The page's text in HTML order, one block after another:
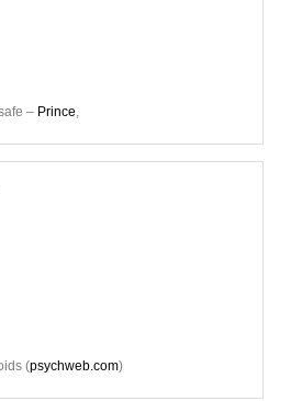
– Prince,
(psychweb.com)